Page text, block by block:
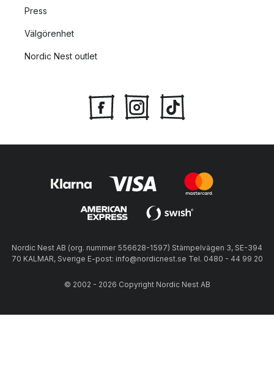
Press
Välgörenhet
Nordic Nest outlet
Nordic Nest AB (org. nummer 556628-1597) Stämpelvägen 3, SE-394
70 KALMAR, Sverige E-post: info@nordicnest.se Tel. 0480 - 44 99 20
© 2002 - 2026 Copyright Nordic Nest AB